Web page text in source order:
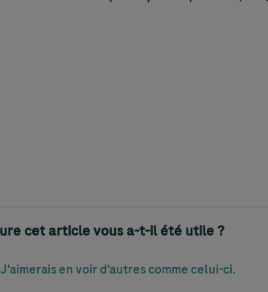
cet article vous a-t-il été utile ?
en voir d'autres comme celui-ci.